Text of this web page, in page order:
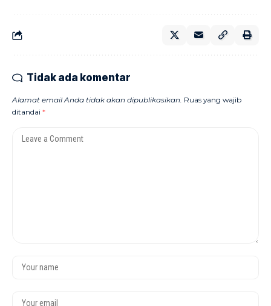
Tidak ada komentar
Alamat email Anda tidak akan dipublikasikan. Ruas yang wajib
ditandai *